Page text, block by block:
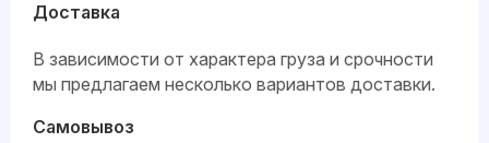
Доставка
В зависимости от характера груза и срочности
мы предлагаем несколько вариантов доставки.
Самовывоз